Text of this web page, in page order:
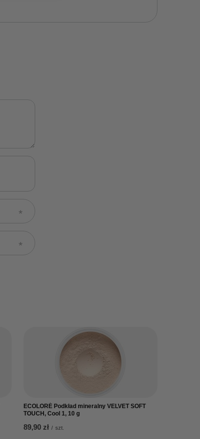
ECOLORÉ Podkład mineralny VELVET SOFT
TOUCH, Cool 1, 10 g
89,90 zł / szt.